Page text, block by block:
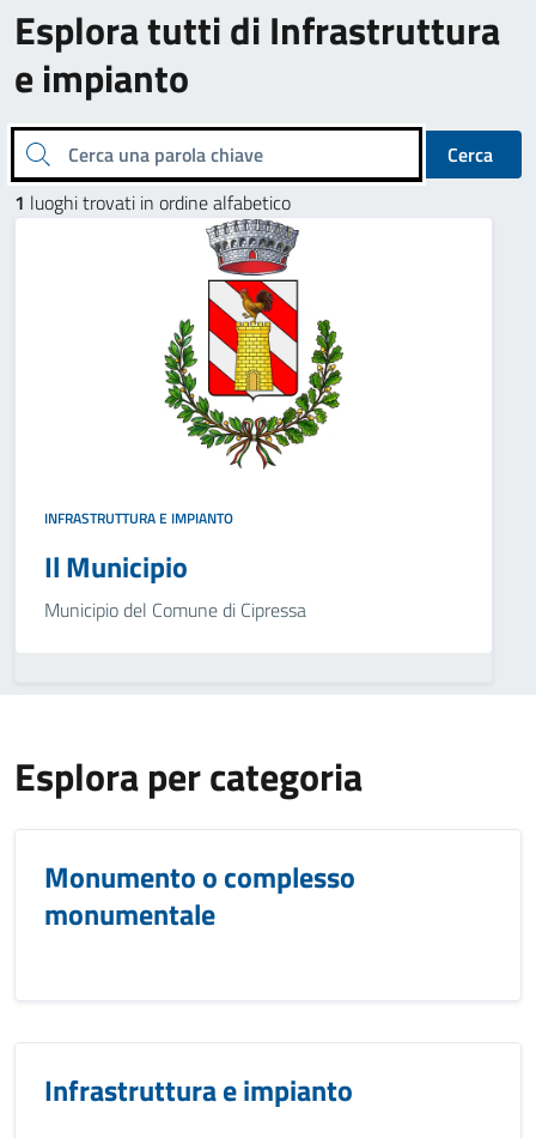
Esplora tutti di Infrastruttura
e impianto
Cerca una parola chiave
Cerca
1 luoghi trovati in ordine alfabetico
INFRASTRUTTURA E IMPIANTO
Il Municipio
Municipio del Comune di Cipressa
Esplora per categoria
Monumento o complesso
monumentale
Infrastruttura e impianto